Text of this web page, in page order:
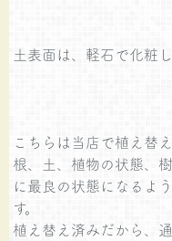
土表面は、軽石で化粧し
こちらは当店で植え替え
根、土、植物の状態、
に最良の状態になるよ
す。
植え替え済みだから、